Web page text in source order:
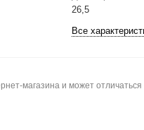
26,5
Все
магазина и может